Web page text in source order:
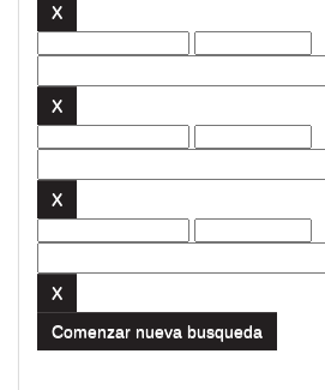
Comenzar nueva busqueda